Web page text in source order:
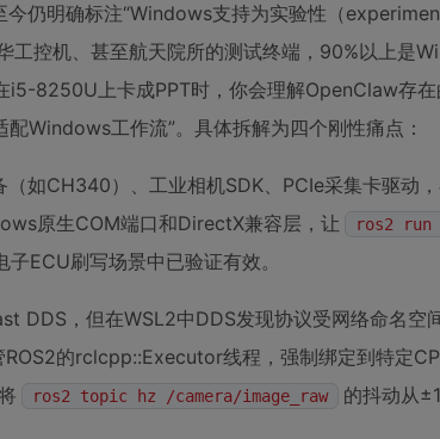
今仍明确标注“Windows支持为实验性（
工控机、甚至航天院所的测试终端，90%以上是
8250U上卡成PPT时，你会理解OpenClaw存在
Windows工作流”。具体拆解为四个刚性痛点：
（如CH340）、工业相机SDK、PCIe采集卡驱动
原生COM端口和DirectX兼容层，让
ros2
ECU刷写场景中已验证有效。
DDS，但在WSL2中DDS发现协议受网络命名空
的rclcpp::Executor线程，强制绑定到特定
ros2 topic hz /camera/image_raw 的抖动从